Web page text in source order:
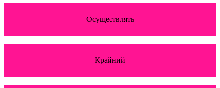
Осуществлять
Крайний